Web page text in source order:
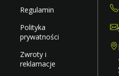
Regulamin
Polityka
prywatności
Zwroty i
reklamacje